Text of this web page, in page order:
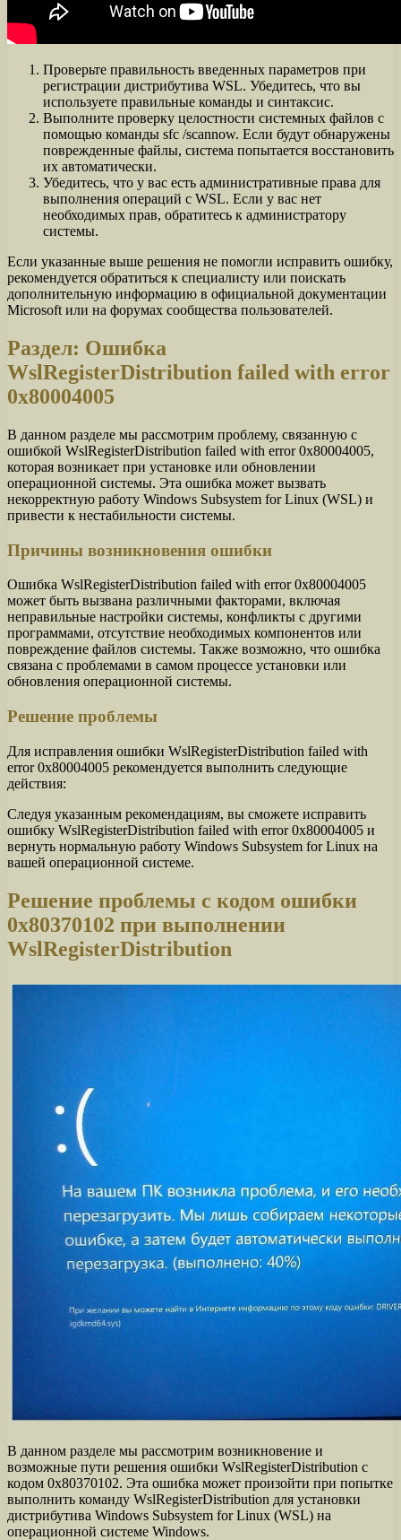
Проверьте правильность введенных параметров при
регистрации дистрибутива WSL. Убедитесь, что вы
используете правильные команды и синтаксис.
Выполните проверку целостности системных файлов с
помощью команды sfc /scannow. Если будут обнаружены
поврежденные файлы, система попытается восстановить
их автоматически.
Убедитесь, что у вас есть административные права для
выполнения операций с WSL. Если у вас нет
необходимых прав, обратитесь к администратору
системы.
Если указанные выше решения не помогли исправить ошибку,
рекомендуется обратиться к специалисту или поискать
дополнительную информацию в официальной документации
Microsoft или на форумах сообщества пользователей.
Раздел: Ошибка
WslRegisterDistribution failed with error
0x80004005
В данном разделе мы рассмотрим проблему, связанную с
ошибкой WslRegisterDistribution failed with error 0x80004005,
которая возникает при установке или обновлении
операционной системы. Эта ошибка может вызвать
некорректную работу Windows Subsystem for Linux (WSL) и
привести к нестабильности системы.
Причины возникновения ошибки
Ошибка WslRegisterDistribution failed with error 0x80004005
может быть вызвана различными факторами, включая
неправильные настройки системы, конфликты с другими
программами, отсутствие необходимых компонентов или
повреждение файлов системы. Также возможно, что ошибка
связана с проблемами в самом процессе установки или
обновления операционной системы.
Решение проблемы
Для исправления ошибки WslRegisterDistribution failed with
error 0x80004005 рекомендуется выполнить следующие
действия:
Следуя указанным рекомендациям, вы сможете исправить
ошибку WslRegisterDistribution failed with error 0x80004005 и
вернуть нормальную работу Windows Subsystem for Linux на
вашей операционной системе.
Решение проблемы с кодом ошибки
0x80370102 при выполнении
WslRegisterDistribution
В данном разделе мы рассмотрим возникновение и
возможные пути решения ошибки WslRegisterDistribution с
кодом 0x80370102. Эта ошибка может произойти при попытке
выполнить команду WslRegisterDistribution для установки
дистрибутива Windows Subsystem for Linux (WSL) на
операционной системе Windows.